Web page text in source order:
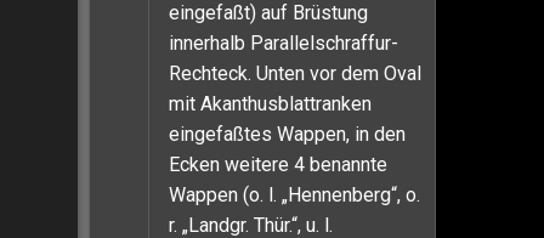
eingefaßt) auf Brüstung
innerhalb Parallelschraffur-
Rechteck. Unten vor dem Oval
mit Akanthusblattranken
eingefaßtes Wappen, in den
Ecken weitere 4 benannte
Wappen (o. l. „Hennenberg“, o.
r. „Landgr. Thür.“, u. l.